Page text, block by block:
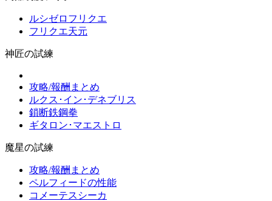
ルシゼロフリクエ
フリクエ天元
神匠の試練
攻略/報酬まとめ
ルクス･イン･デネブリス
鎖断鉄鋼拳
ギタロン･マエストロ
魔星の試練
攻略/報酬まとめ
ペルフィードの性能
コメーテスシーカ